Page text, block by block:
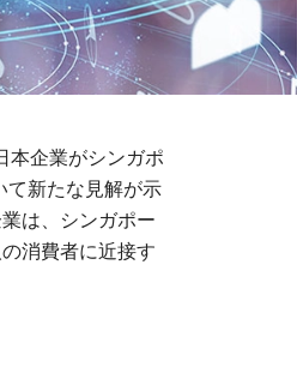
本企業がシンガポ
て新たな見解が示
は、​​​​シンガポー
消費者に近接す